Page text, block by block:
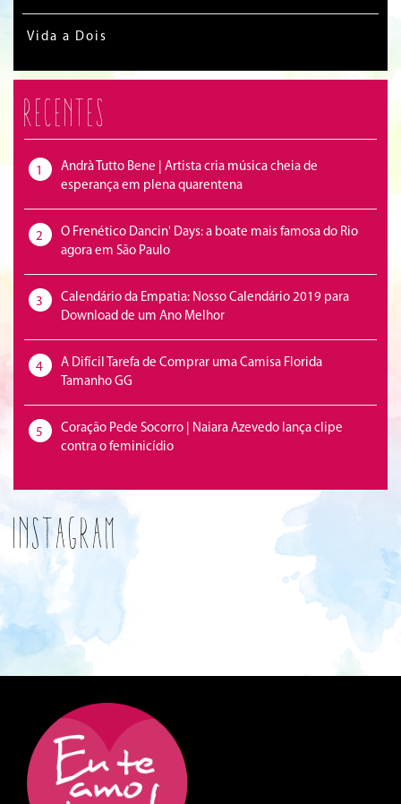
Vida a Dois
Recentes
1
Andrà Tutto Bene | Artista cria música cheia de
esperança em plena quarentena
2
O Frenético Dancin' Days: a boate mais famosa do Rio
agora em São Paulo
3
Calendário da Empatia: Nosso Calendário 2019 para
Download de um Ano Melhor
4
A Difícil Tarefa de Comprar uma Camisa Florida
Tamanho GG
5
Coração Pede Socorro | Naiara Azevedo lança clipe
contra o feminicídio
Instagram